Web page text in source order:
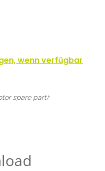
wenn verfügbar
spare part):